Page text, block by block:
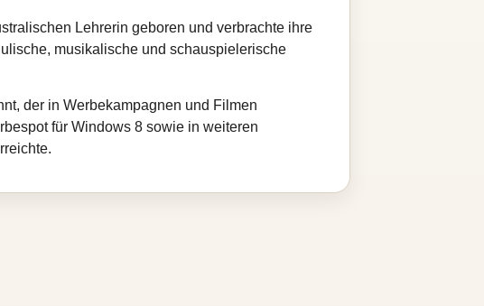
Lehrerin geboren und verbrachte ihre
musikalische und schauspielerische
der in Werbekampagnen und Filmen
für Windows 8 sowie in weiteren